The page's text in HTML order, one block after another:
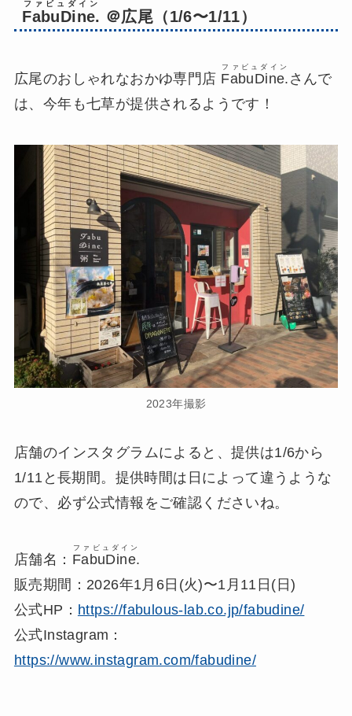
FabuDine.
ファビュダイン
＠広尾（1/6〜1/11）
広尾のおしゃれなおかゆ専門店 FabuDine.
ファビュダイン
さんで
は、今年も七草が提供されるようです！
2023年撮影
店舗のインスタグラムによると、提供は1/6から
1/11と長期間。提供時間は日によって違うような
ので、必ず公式情報をご確認くださいね。
店舗名： FabuDine.
ファビュダイン
販売期間：2026年1月6日(火)〜1月11日(日)
公式HP： https://fabulous-lab.co.jp/fabudine/
公式Instagram：
https://www.instagram.com/fabudine/